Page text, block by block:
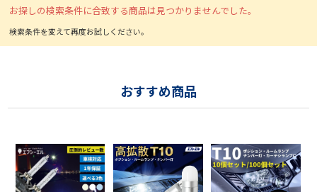
お探しの検索条件に合致する商品は見つかりませんでした。
おすすめ商品